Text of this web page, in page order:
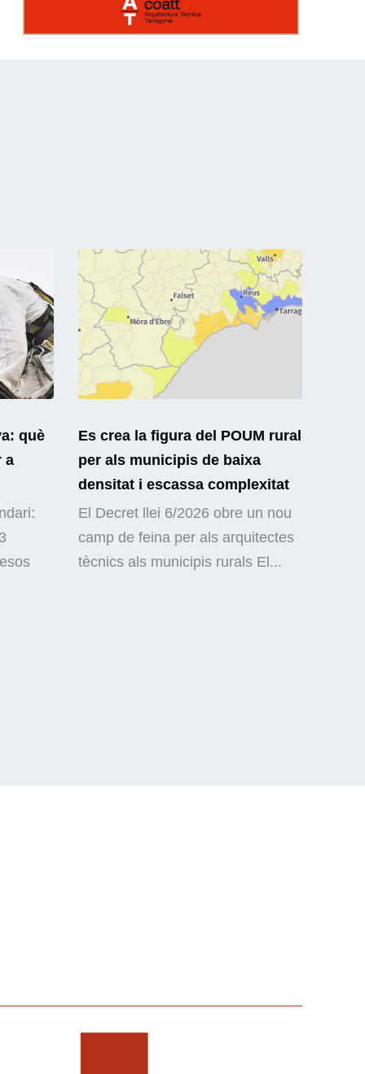
què
a
Es crea la figura del POUM rural
per als municipis de baixa
densitat i escassa complexitat
El Decret llei 6/2026 obre un nou
camp de feina per als arquitectes
tècnics als municipis rurals El...